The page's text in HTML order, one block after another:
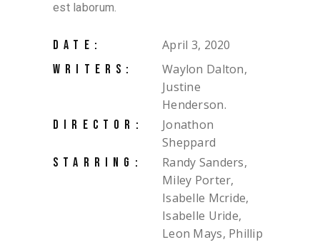
est laborum.
DATE: April 3, 2020
WRITERS:
Waylon Dalton,
Justine
Henderson.
DIRECTOR:
Jonathon
Sheppard
STARRING:
Randy Sanders,
Miley Porter,
Isabelle Mcride,
Isabelle Uride,
Leon Mays, Phillip